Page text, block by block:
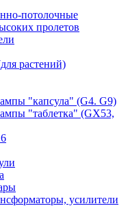
потолочные
пролетов
растений)
"капсула" (G4. G9)
"таблетка" (GX53,
усилители